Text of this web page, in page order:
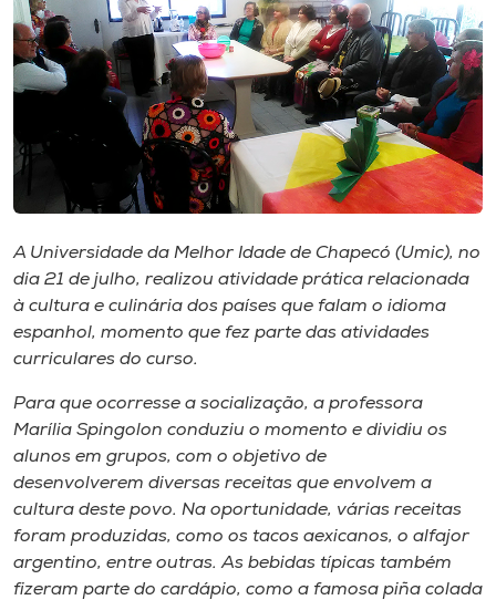
Biblioteca
Editora
Rádio
Museu
Unoesc
Store
Selecione
o idioma
A Universidade da Melhor Idade de Chapecó (Umic), no
dia 21 de julho, realizou atividade prática relacionada
à cultura e culinária dos países que falam o idioma
espanhol, momento que fez parte das atividades
curriculares do curso.
Para que ocorresse a socialização, a professora
Marília Spingolon conduziu o momento e dividiu os
alunos em grupos, com o objetivo de
desenvolverem diversas receitas que envolvem a
cultura deste povo. Na oportunidade, várias receitas
foram produzidas, como os tacos aexicanos, o alfajor
argentino, entre outras. As bebidas típicas também
fizeram parte do cardápio, como a famosa piña colada